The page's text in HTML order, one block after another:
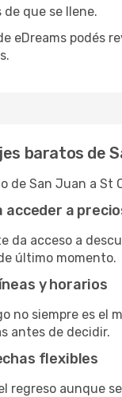
que se llene.
eDreams podés
baratos de
de San Juan a St
a
da acceso a
último momento.
y horarios
no siempre es el
antes de decidir.
flexibles
regreso aunque